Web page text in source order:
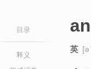
目录
释义
英